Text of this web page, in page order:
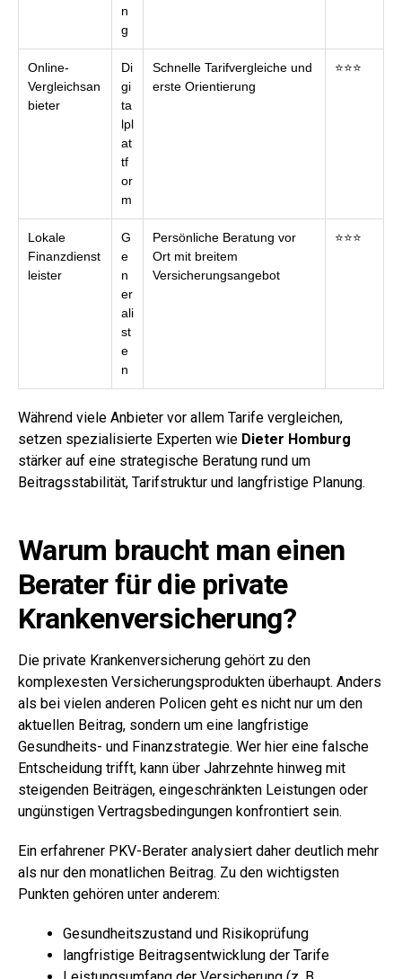
n
g
Online-
Vergleichsan
bieter
Di
gi
ta
lpl
at
tf
or
m
Schnelle Tarifvergleiche und
erste Orientierung
⭐⭐⭐
Lokale
Finanzdienst
leister
G
e
n
er
ali
st
e
n
Persönliche Beratung vor
Ort mit breitem
Versicherungsangebot
⭐⭐⭐
Während viele Anbieter vor allem Tarife vergleichen,
setzen spezialisierte Experten wie Dieter Homburg
stärker auf eine strategische Beratung rund um
Beitragsstabilität, Tarifstruktur und langfristige Planung.
Warum braucht man einen
Berater für die private
Krankenversicherung?
Die private Krankenversicherung gehört zu den
komplexesten Versicherungsprodukten überhaupt. Anders
als bei vielen anderen Policen geht es nicht nur um den
aktuellen Beitrag, sondern um eine langfristige
Gesundheits- und Finanzstrategie. Wer hier eine falsche
Entscheidung trifft, kann über Jahrzehnte hinweg mit
steigenden Beiträgen, eingeschränkten Leistungen oder
ungünstigen Vertragsbedingungen konfrontiert sein.
Ein erfahrener PKV-Berater analysiert daher deutlich mehr
als nur den monatlichen Beitrag. Zu den wichtigsten
Punkten gehören unter anderem:
Gesundheitszustand und Risikoprüfung
langfristige Beitragsentwicklung der Tarife